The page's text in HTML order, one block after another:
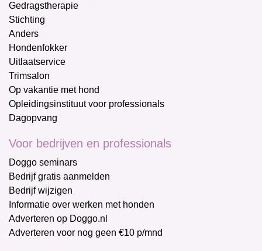
Gedragstherapie
Stichting
Anders
Hondenfokker
Uitlaatservice
Trimsalon
Op vakantie met hond
Opleidingsinstituut voor professionals
Dagopvang
Voor bedrijven en professionals
Doggo seminars
Bedrijf gratis aanmelden
Bedrijf wijzigen
Informatie over werken met honden
Adverteren op Doggo.nl
Adverteren voor nog geen €10 p/mnd